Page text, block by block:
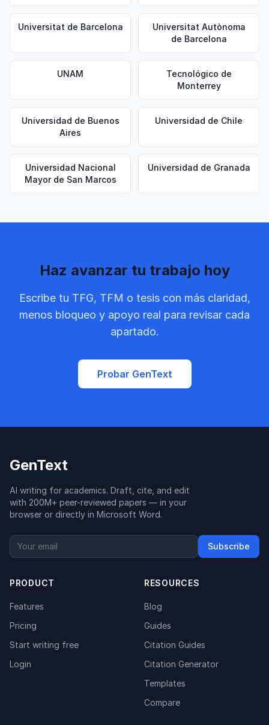
Universitat de Barcelona
Universitat Autònoma
de Barcelona
UNAM
Tecnológico de
Monterrey
Universidad de Buenos
Aires
Universidad de Chile
Universidad Nacional
Mayor de San Marcos
Universidad de Granada
Haz avanzar tu trabajo hoy
Escribe tu TFG, TFM o tesis con más claridad,
menos bloqueo y apoyo real para revisar cada
apartado.
Probar GenText
GenText
AI writing for academics. Draft, cite, and edit
with 200M+ peer-reviewed papers — in your
browser or directly in Microsoft Word.
Subscribe
PRODUCT
Features
Pricing
Start writing free
Login
RESOURCES
Blog
Guides
Citation Guides
Citation Generator
Templates
Compare